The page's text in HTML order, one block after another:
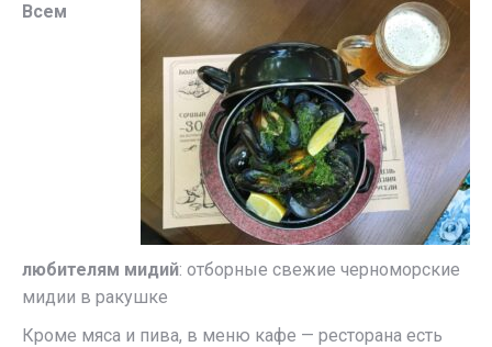
Всем
любителям мидий: отборные свежие черноморские
мидии в ракушке
Кроме мяса и пива, в меню кафе — ресторана есть